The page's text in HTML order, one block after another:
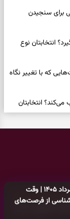
فال حافظ امروز پنج‌شنبه ۱۵ مرداد ۱۴۰۵ | وقت
از فرصت‌های
مرداد ۱۴۰۵ | کارت‌هایی برای سنجیدن
انتخابتان نوع
۱۴ مرداد ۱۴۰۵ | فرصت‌هایی که با تغییر نگاه
انتخابتان
دعایی که پس از
مرداد ۱۴۰۵ | روزی برای تغییر ریتم و رسیدگی
خبری سرگرمی روز
اکیدا ممنوع
می‌باشد